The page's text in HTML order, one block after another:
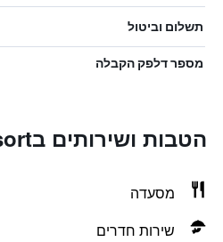
תשלום וביטול
מספר דלפק הקבלה
הטבות ושירותים בAamod Resort
מסעדה
שירות חדרים